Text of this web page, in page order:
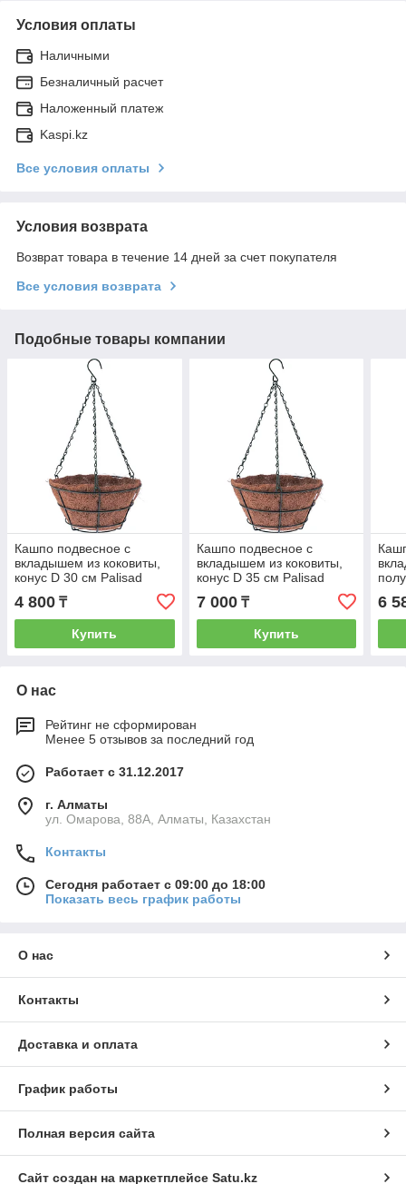
Условия оплаты
Наличными
Безналичный расчет
Наложенный платеж
Kaspi.kz
Все условия оплаты
Условия возврата
Возврат товара в течение 14 дней за счет покупателя
Все условия возврата
Подобные товары компании
Кашпо подвесное с
вкладышем из коковиты,
конус D 30 см Palisad
4 800 ₸
Купить
Кашпо подвесное с
вкладышем из коковиты,
конус D 35 см Palisad
7 000₸
Купить
6
О нас
Рейтинг не сформирован
Менее 5 отзывов за последний год
Работает с 31.12.2017
г. Алматы
ул. Омарова, 88А, Алматы, Казахстан
Контакты
Сегодня работает с 09:00 до 18:00
Показать весь график работы
О нас
Контакты
Доставка и оплата
График работы
Полная версия сайта
Сайт создан на маркетплейсе Satu.kz